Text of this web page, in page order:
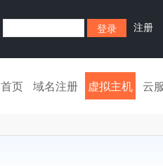
注册
首页 域名注册 虚拟主机 云